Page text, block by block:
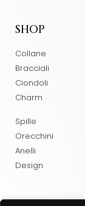
SHOP
Collane
Bracciali
Ciondoli
Charm
Spille
Orecchini
Anelli
Design